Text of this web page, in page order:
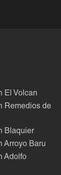
El Volcan
Remedios de
Blaquier
Arroyo Baru
Adolfo